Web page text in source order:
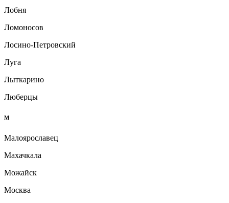
Лобня
Ломоносов
Лосино-Петровский
Луга
Лыткарино
Люберцы
М
Малоярославец
Махачкала
Можайск
Москва